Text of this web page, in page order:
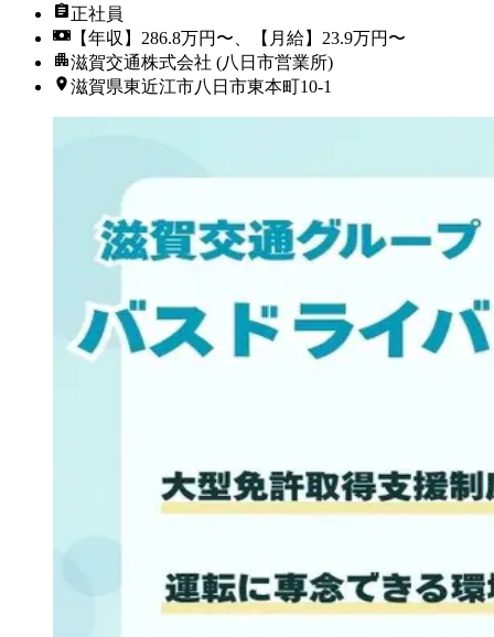
正社員
【年収】286.8万円〜、【月給】23.9万円〜
滋賀交通株式会社 (八日市営業所)
滋賀県東近江市八日市東本町10-1